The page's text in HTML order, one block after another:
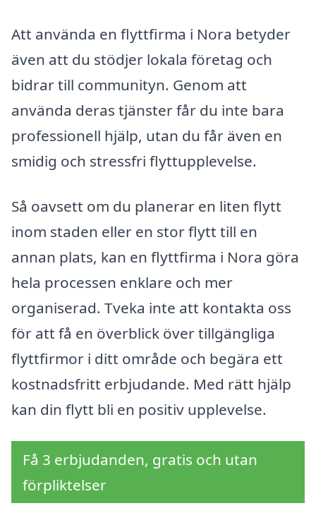
Att använda en flyttfirma i Nora betyder
även att du stödjer lokala företag och
bidrar till communityn. Genom att
använda deras tjänster får du inte bara
professionell hjälp, utan du får även en
smidig och stressfri flyttupplevelse.
Så oavsett om du planerar en liten flytt
inom staden eller en stor flytt till en
annan plats, kan en flyttfirma i Nora göra
hela processen enklare och mer
organiserad. Tveka inte att kontakta oss
för att få en överblick över tillgängliga
flyttfirmor i ditt område och begära ett
kostnadsfritt erbjudande. Med rätt hjälp
kan din flytt bli en positiv upplevelse.
Få 3 erbjudanden, gratis och utan
förpliktelser